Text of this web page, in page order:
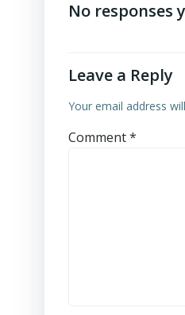
No responses
Leave a Reply
Your email address
Comment*